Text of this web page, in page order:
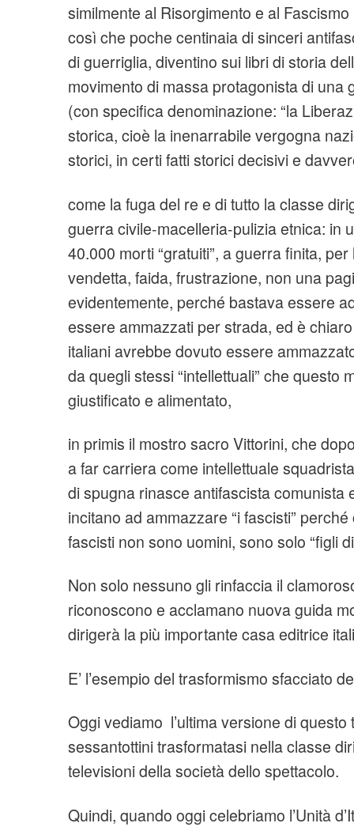
similmente al Risorgimento e al
così che poche centinaia di sinceri
di guerriglia, diventino sui libri di storia
movimento di massa protagonista di una
(con specifica denominazione: “la
storica, cioè la inenarrabile vergogna
storici, in certi fatti storici decisivi e
come la fuga del re e di tutto la classe
guerra civile-macelleria-pulizia etnica: in
40.000 morti “gratuiti”, a guerra finita,
vendetta, faida, frustrazione, non una
evidentemente, perché bastava essere
essere ammazzati per strada, ed è
italiani avrebbe dovuto essere
da quegli stessi “intellettuali” che questo
giustificato e alimentato,
in primis il mostro sacro Vittorini, che
a far carriera come intellettuale
di spugna rinasce antifascista comunista
incitano ad ammazzare “i fascisti”
fascisti non sono uomini, sono solo “figli
Non solo nessuno gli rinfaccia il
riconoscono e acclamano nuova guida
dirigerà la più importante casa editrice
E’ l’esempio del trasformismo sfacciato
Oggi vediamo l’ultima versione di
sessantottini trasformatasi nella classe
televisioni della società dello spettacolo.
Quindi, quando oggi celebriamo l’Unità